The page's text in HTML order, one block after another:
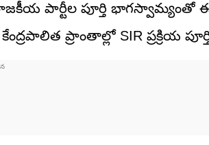
పార్టీల పూర్తి భాగస్వామ్యంతో ఈ
ప్రాంతాల్లో SIR ప్రక్రియ